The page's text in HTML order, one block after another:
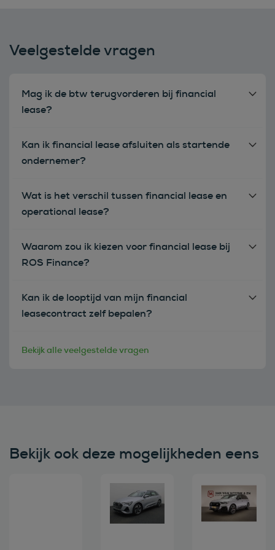
Veelgestelde vragen
Mag ik de btw terugvorderen bij financial
lease?
Kan ik financial lease afsluiten als startende
ondernemer?
Wat is het verschil tussen financial lease en
operational lease?
Waarom zou ik kiezen voor financial lease bij
ROS Finance?
Kan ik de looptijd van mijn financial
leasecontract zelf bepalen?
Bekijk alle veelgestelde vragen
Bekijk ook deze mogelijkheden eens
Bekijk deze auto Bekijk deze